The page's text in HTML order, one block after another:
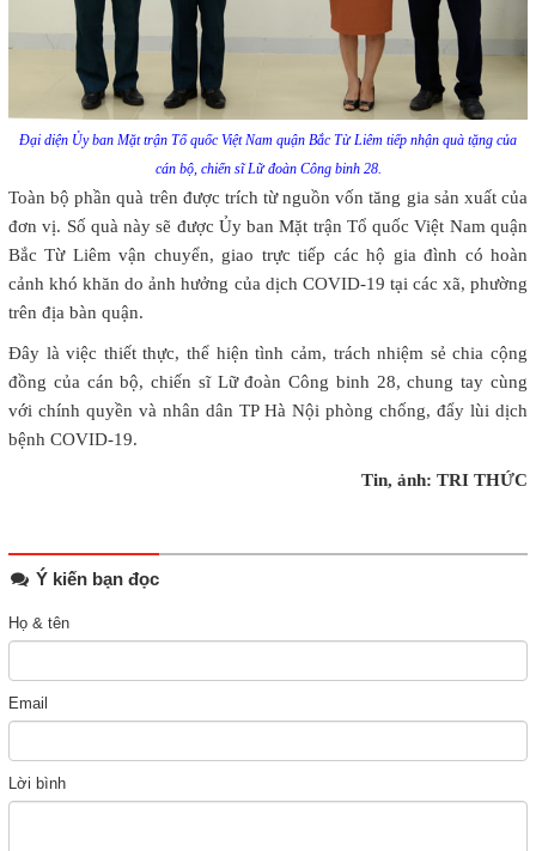
Đại diện Ủy ban Mặt trận Tổ quốc Việt Nam quận Bắc Từ Liêm tiếp nhận quà tặng của
cán bộ, chiến sĩ Lữ đoàn Công binh 28.
Toàn bộ phần quà trên được trích từ nguồn vốn tăng gia sản xuất của
đơn vị. Số quà này sẽ được Ủy ban Mặt trận Tổ quốc Việt Nam quận
Bắc Từ Liêm vận chuyển, giao trực tiếp các hộ gia đình có hoàn
cảnh khó khăn do ảnh hưởng của dịch COVID-19 tại các xã, phường
trên địa bàn quận.
Đây là việc thiết thực, thể hiện tình cảm, trách nhiệm sẻ chia cộng
đồng của cán bộ, chiến sĩ Lữ đoàn Công binh 28, chung tay cùng
với chính quyền và nhân dân TP Hà Nội phòng chống, đẩy lùi dịch
bệnh COVID-19.
Tin, ảnh: TRI THỨC
Ý kiến bạn đọc
Họ & tên
Email
Lời bình